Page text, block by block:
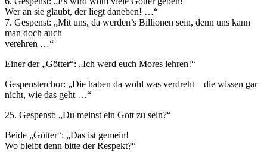
Wer an sie glaubt, der liegt daneben! …“
7. Gespenst: „Mit uns, da werden’s Billionen sein, denn uns kann
man doch auch
verehren …“
Einer der „Götter“: „Ich werd euch Mores lehren!“
Gespensterchor: „Die haben da wohl was verdreht – die wissen gar
nicht, wie das geht …“
25. Gespenst: „Du meinst ein Gott zu sein?“
Beide „Götter“: „Das ist gemein!
Wo bleibt denn bitte der Respekt?“